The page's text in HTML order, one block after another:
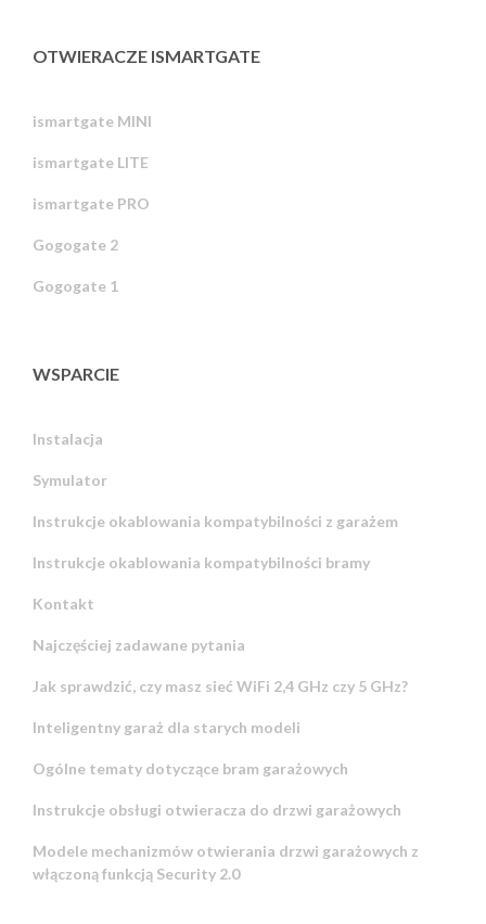
OTWIERACZE ISMARTGATE
ismartgate MINI
ismartgate LITE
ismartgate PRO
Gogogate 2
Gogogate 1
WSPARCIE
Instalacja
Symulator
Instrukcje okablowania kompatybilności z garażem
Instrukcje okablowania kompatybilności bramy
Kontakt
Najczęściej zadawane pytania
Jak sprawdzić, czy masz sieć WiFi 2,4 GHz czy 5 GHz?
Inteligentny garaż dla starych modeli
Ogólne tematy dotyczące bram garażowych
Instrukcje obsługi otwieracza do drzwi garażowych
Modele mechanizmów otwierania drzwi garażowych z
włączoną funkcją Security 2.0